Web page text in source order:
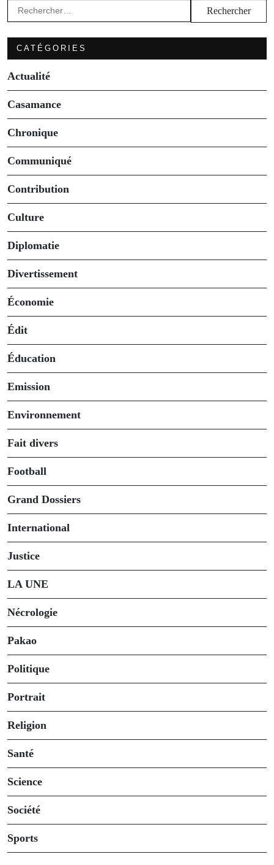
Rechercher :
CATÉGORIES
Actualité
Casamance
Chronique
Communiqué
Contribution
Culture
Diplomatie
Divertissement
Économie
Édit
Éducation
Emission
Environnement
Fait divers
Football
Grand Dossiers
International
Justice
LA UNE
Nécrologie
Pakao
Politique
Portrait
Religion
Santé
Science
Société
Sports